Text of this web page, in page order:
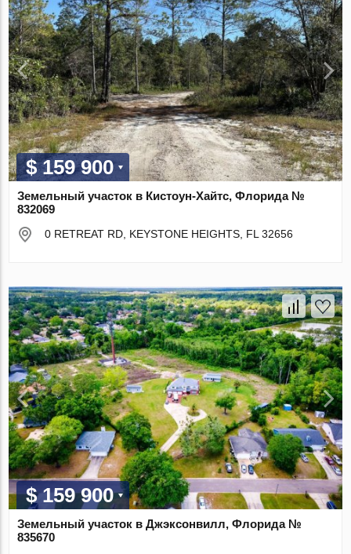
$ 159 900
Земельный участок в Кистоун-Хайтс, Флорида №
832069
0 RETREAT RD, KEYSTONE HEIGHTS, FL 32656
$ 159 900
Земельный участок в Джэксонвилл, Флорида №
835670